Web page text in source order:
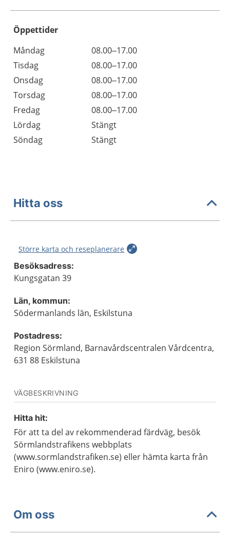
Öppettider
Dag
Öppettider
Kommentarer
Måndag
08.00–17.00
Tisdag
08.00–17.00
Onsdag
08.00–17.00
Torsdag
08.00–17.00
Fredag
08.00–17.00
Lördag
Stängt
Söndag
Stängt
Hitta oss
Större karta och reseplanerare
Besöksadress:
Kungsgatan 39
Län, kommun:
Södermanlands län, Eskilstuna
Postadress:
Region Sörmland, Barnavårdscentralen Vårdcentra,
631 88 Eskilstuna
VÄGBESKRIVNING
Hitta hit:
För att ta del av rekommenderad färdväg, besök
Sörmlandstrafikens webbplats
(www.sormlandstrafiken.se) eller hämta karta från
Eniro (www.eniro.se).
Om oss